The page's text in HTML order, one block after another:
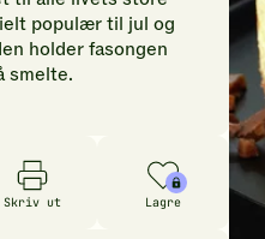
populær til jul og
holder fasongen
smelte.
Skriv ut Lagre